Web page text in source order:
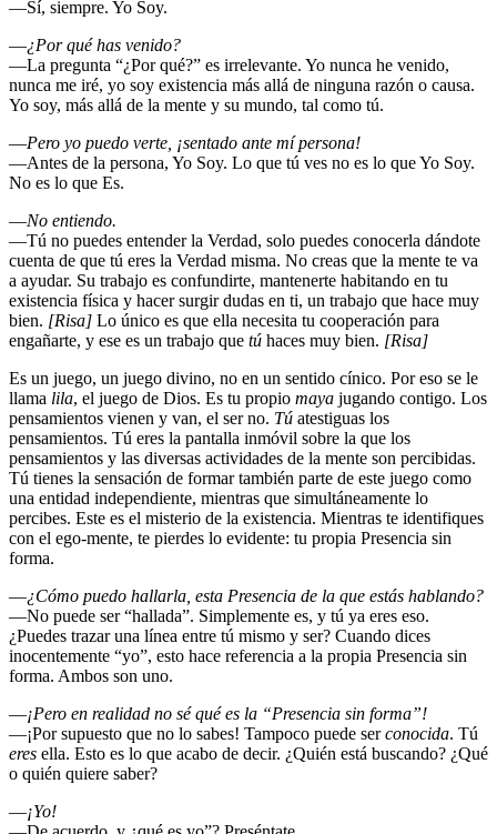
―Sí, siempre. Yo Soy.
―¿Por qué has venido?
―La pregunta “¿Por qué?” es irrelevante. Yo nunca he venido,
nunca me iré, yo soy existencia más allá de ninguna razón o causa.
Yo soy, más allá de la mente y su mundo, tal como tú.
―Pero yo puedo verte, ¡sentado ante mí persona!
―Antes de la persona, Yo Soy. Lo que tú ves no es lo que Yo Soy.
No es lo que Es.
―No entiendo.
―Tú no puedes entender la Verdad, solo puedes conocerla dándote
cuenta de que tú eres la Verdad misma. No creas que la mente te va
a ayudar. Su trabajo es confundirte, mantenerte habitando en tu
existencia física y hacer surgir dudas en ti, un trabajo que hace muy
bien. [Risa] Lo único es que ella necesita tu cooperación para
engañarte, y ese es un trabajo que tú haces muy bien. [Risa]
Es un juego, un juego divino, no en un sentido cínico. Por eso se le
llama lila, el juego de Dios. Es tu propio maya jugando contigo. Los
pensamientos vienen y van, el ser no. Tú atestiguas los
pensamientos. Tú eres la pantalla inmóvil sobre la que los
pensamientos y las diversas actividades de la mente son percibidas.
Tú tienes la sensación de formar también parte de este juego como
una entidad independiente, mientras que simultáneamente lo
percibes. Este es el misterio de la existencia. Mientras te identifiques
con el ego-mente, te pierdes lo evidente: tu propia Presencia sin
forma.
―¿Cómo puedo hallarla, esta Presencia de la que estás hablando?
―No puede ser “hallada”. Simplemente es, y tú ya eres eso.
¿Puedes trazar una línea entre tú mismo y ser? Cuando dices
inocentemente “yo”, esto hace referencia a la propia Presencia sin
forma. Ambos son uno.
―¡Pero en realidad no sé qué es la “Presencia sin forma”!
―¡Por supuesto que no lo sabes! Tampoco puede serconocida. Tú
eres ella. Esto es lo que acabo de decir. ¿Quién está buscando? ¿Qué
o quién quiere saber?
―¡Yo!